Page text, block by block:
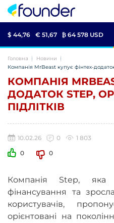
$ 44,76 € 51,67 ₿ 64 578 USD
Головна
Новини
Компанія MrBeast купує фінтех-
КОМПАНІЯ
ДОДАТОК STEP,
ПІДЛІТКІВ
10.02.26 0
1 803
0
0
Компанія Step, яка
фінансування та
користувачів,
орієнтовані на